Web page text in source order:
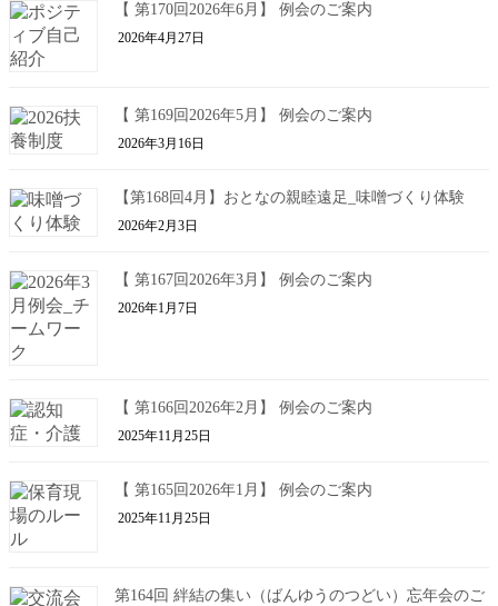
【 第170回2026年6月】 例会のご案内
2026年4月27日
【 第169回2026年5月】 例会のご案内
2026年3月16日
【第168回4月】おとなの親睦遠足_味噌づくり体験
2026年2月3日
【 第167回2026年3月】 例会のご案内
2026年1月7日
【 第166回2026年2月】 例会のご案内
2025年11月25日
【 第165回2026年1月】 例会のご案内
2025年11月25日
第164回 絆結の集い（ばんゆうのつどい）忘年会のご